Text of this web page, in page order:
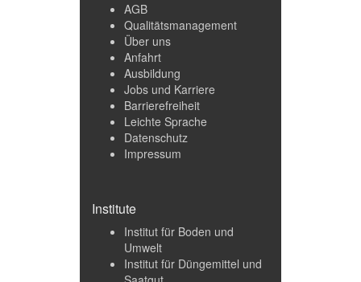
AGB
Qualitätsmanagement
Über uns
Anfahrt
Ausbildung
Jobs und Karriere
Barrierefreiheit
Leichte Sprache
Datenschutz
Impressum
Institute
Institut für Boden und
Umwelt
Institut für Düngemittel und